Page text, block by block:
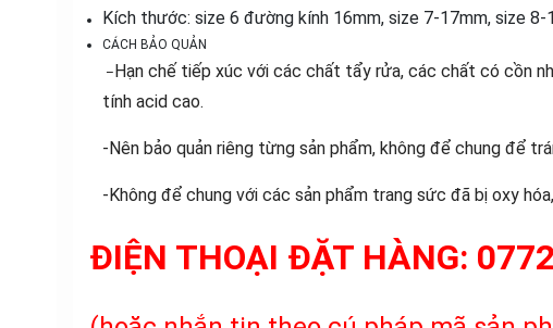
Kích thước: size 6 đường kính 16mm, size 7-17mm, size 8-
CÁCH BẢO QUẢN
–Hạn chế tiếp xúc với các chất tẩy rửa, các chất có cồn
tính acid cao.
-Nên bảo quản riêng từng sản phẩm, không để chung để
-Không để chung với các sản phẩm trang sức đã bị oxy
ĐIỆN THOẠI ĐẶT HÀNG: